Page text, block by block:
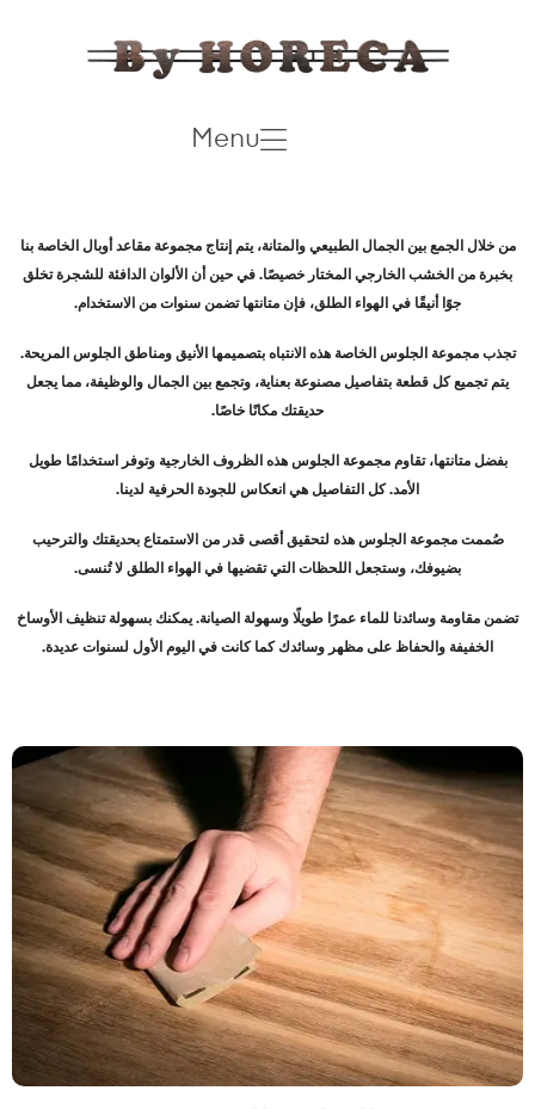
Menu
من خلال الجمع بين الجمال الطبيعي والمتانة، يتم إنتاج مجموعة مقاعد أوبال الخاصة بنا
بخبرة من الخشب الخارجي المختار خصيصًا. في حين أن الألوان الدافئة للشجرة تخلق
جوًا أنيقًا في الهواء الطلق، فإن متانتها تضمن سنوات من الاستخدام.
تجذب مجموعة الجلوس الخاصة هذه الانتباه بتصميمها الأنيق ومناطق الجلوس المريحة.
يتم تجميع كل قطعة بتفاصيل مصنوعة بعناية، وتجمع بين الجمال والوظيفة، مما يجعل
حديقتك مكانًا خاصًا.
بفضل متانتها، تقاوم مجموعة الجلوس هذه الظروف الخارجية وتوفر استخدامًا طويل
الأمد. كل التفاصيل هي انعكاس للجودة الحرفية لدينا.
صُممت مجموعة الجلوس هذه لتحقيق أقصى قدر من الاستمتاع بحديقتك والترحيب
بضيوفك، وستجعل اللحظات التي تقضيها في الهواء الطلق لا تُنسى.
تضمن مقاومة وسائدنا للماء عمرًا طويلًا وسهولة الصيانة. يمكنك بسهولة تنظيف الأوساخ
الخفيفة والحفاظ على مظهر وسائدك كما كانت في اليوم الأول لسنوات عديدة.